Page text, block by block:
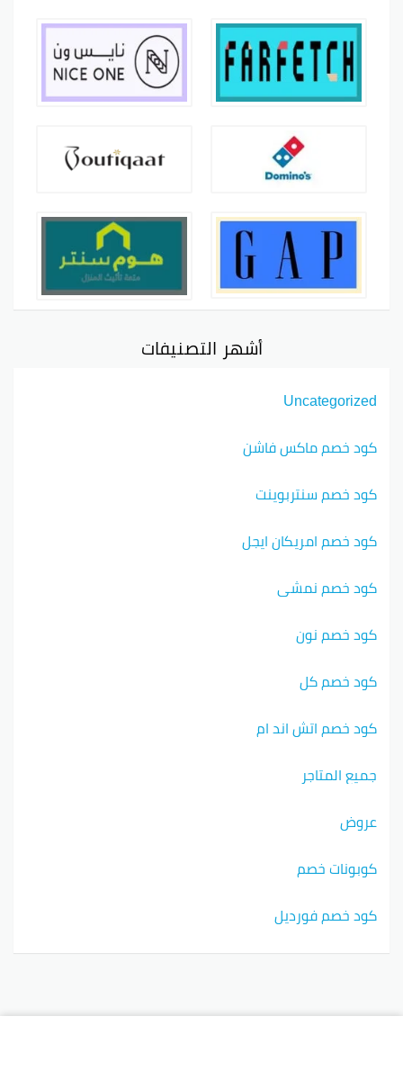
أشهر التصنيفات
Uncategorized
كود خصم ماكس فاشن
كود خصم سنتربوينت
كود خصم امريكان ايجل
كود خصم نمشي
كود خصم نون
كود خصم كل
كود خصم اتش اند ام
جميع المتاجر
عروض
كوبونات خصم
كود خصم فورديل